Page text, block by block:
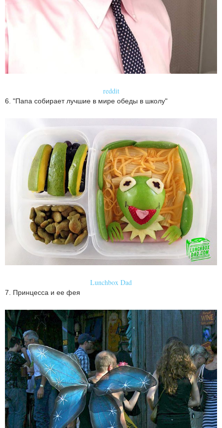
reddit
6. "Папа собирает лучшие в мире обеды в школу"
Lunchbox Dad
7. Принцесса и ее фея